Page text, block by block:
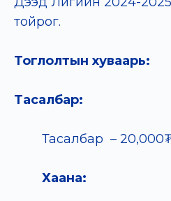
тойрог.
Тоглолтын хуваарь:
Тасалбар:
Тасалбар –
Хаана: